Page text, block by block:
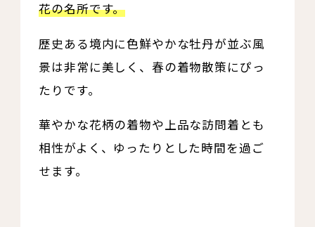
花の名所です。
歴史ある境内に色鮮やかな牡丹が並ぶ風
景は非常に美しく、春の着物散策にぴっ
たりです。
華やかな花柄の着物や上品な訪問着とも
相性がよく、ゆったりとした時間を過ご
せます。